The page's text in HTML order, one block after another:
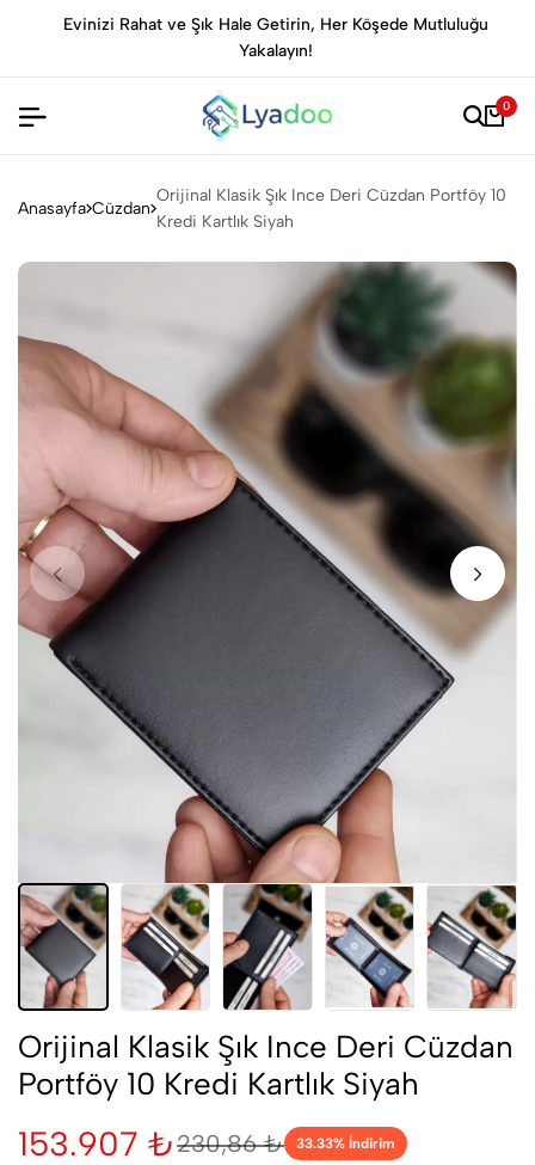
Evinizi Rahat ve Şık Hale Getirin, Her Köşede Mutluluğu
Yakalayın!
0
Anasayfa Cüzdan
Orijinal Klasik Şık Ince Deri Cüzdan Portföy 10
Kredi Kartlık Siyah
Orijinal Klasik Şık Ince Deri Cüzdan
Portföy 10 Kredi Kartlık Siyah
153.907 ₺230,86 ₺ 33.33% İndirim